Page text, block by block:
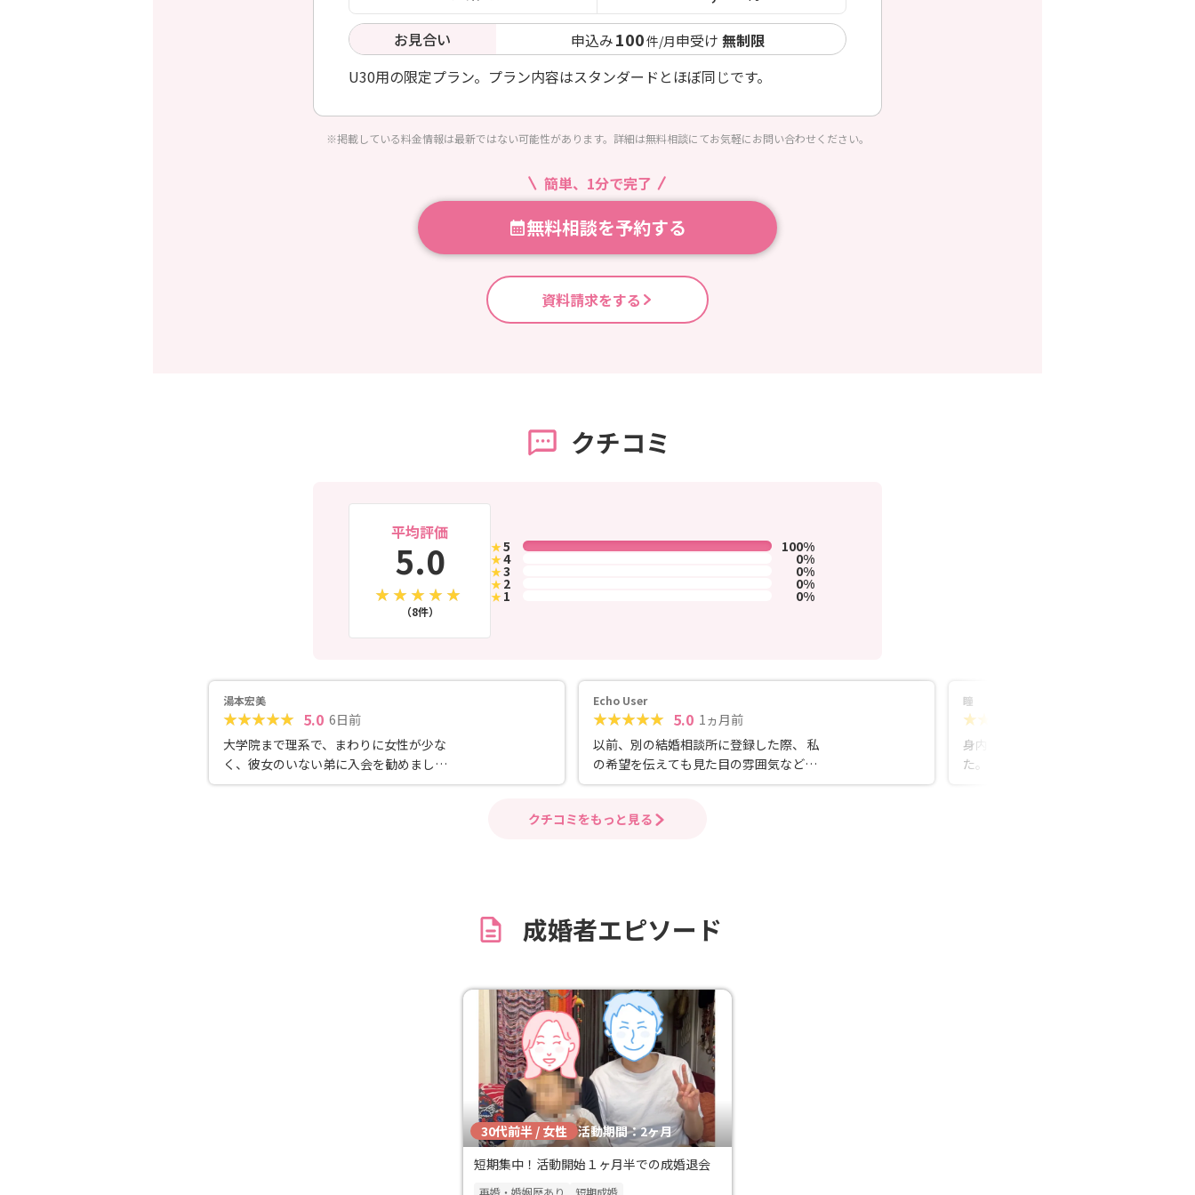
お見合い 申込み100件/月申受け 無制限
U30用の限定プラン。プラン内容はスタンダードとほぼ同じです。
※掲載している料金情報は最新ではない可能性があります。詳細は無料相談にてお気軽にお問い合わせください。
簡単、1分で完了
無料相談を予約する
資料請求をする
クチコミ
平均評価
5.0
（8件）
★5 100%
★4 0%
★3 0%
★2 0%
★1 0%
湯本宏美
5.0 6日前
大学院まで理系で、まわりに女性が少な
く、彼女のいない弟に入会を勧めまし
た。 20代後半になり、実は結婚願望があ
Echo User
5.0 1ヵ月前
以前、別の結婚相談所に登録した際、 私
の希望を伝えても見た目の雰囲気などあ
まり伝わらず 紹介してくださる方がタイ
ですが、私のこと分かってくれてる！！
瞳
身内の婚活サイト探しで辿り着きまし
た。 明るく親身なサポートで、安心して
クチコミをもっと見る
成婚者エピソード
30代前半 / 女性
活動期間：2ヶ月
短期集中！活動開始１ヶ月半での成婚退会